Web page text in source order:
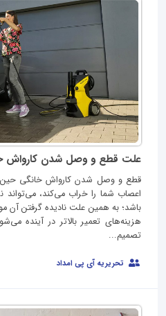
علت قطع و وصل شدن کارواش
قطع و وصل شدن کارواش خانگی حین
اعصاب شما را خراب می‌کند،
باشد؛ به همین علت نادیده گرفتن
هزینه‌های تعمیر بالاتر در آینده
تصمیم...
تحریریه آی پی امداد